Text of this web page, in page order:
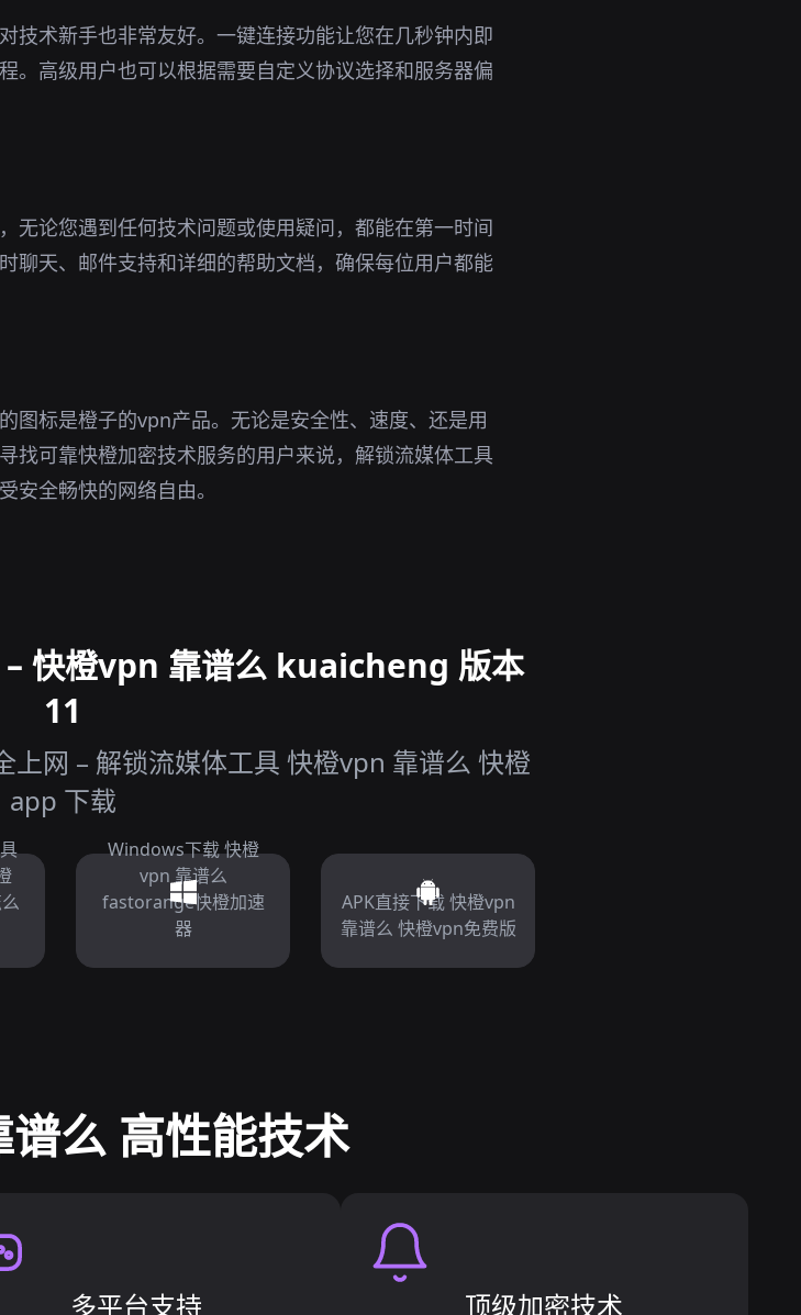
技术新手也非常友好。一键连接功能让您在几秒钟内即
。高级用户也可以根据需要自定义协议选择和服务器偏
无论您遇到任何技术问题或使用疑问，都能在第一时间
聊天、邮件支持和详细的帮助文档，确保每位用户都能
图标是橙子的vpn产品。无论是安全性、速度、还是用
找可靠快橙加密技术服务的用户来说，解锁流媒体工具
安全畅快的网络自由。
– 快橙vpn 靠谱么 kuaicheng 版本
11
网 – 解锁流媒体工具 快橙vpn 靠谱么 快橙
app 下载
Windows下载 快橙
vpn 靠谱么
fastorange快橙加速
器
APK直接下载 快橙vpn
靠谱么 快橙vpn免费版
么 高性能技术
多平台支持 顶级加密技术